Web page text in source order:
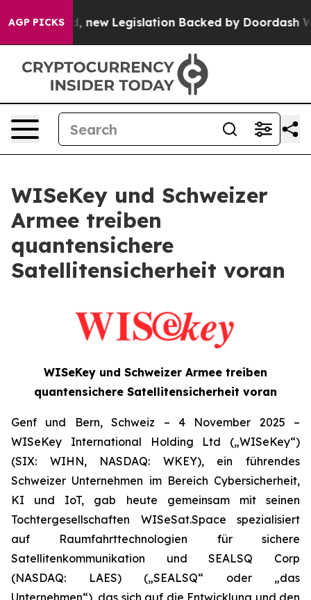
AGP PICKSnew Legislation Backed by Doordash Would
WISeKey und Schweizer
Armee treiben
quantensichere
Satellitensicherheit voran
WISeKey und Schweizer Armee treiben
quantensichere Satellitensicherheit voran
Genf und Bern, Schweiz – 4 November 2025 –
WISeKey International Holding Ltd („WISeKey“)
(SIX: WIHN, NASDAQ: WKEY), ein führendes
Schweizer Unternehmen im Bereich Cybersicherheit,
KI und IoT, gab heute gemeinsam mit seinen
Tochtergesellschaften WISeSat.Space spezialisiert
auf Raumfahrttechnologien für sichere
Satellitenkommunikation und SEALSQ Corp
(NASDAQ: LAES) („SEALSQ“ oder „das
Unternehmen“), das sich auf die Entwicklung und den